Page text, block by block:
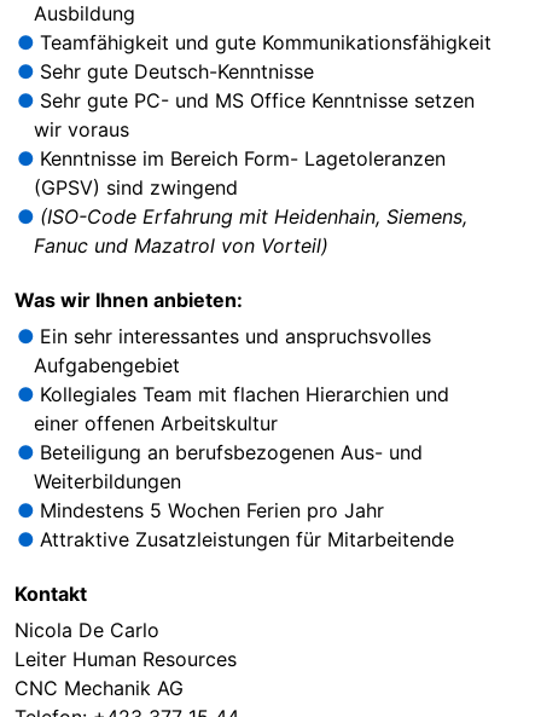
Ausbildung
Teamfähigkeit und gute Kommunikationsfähigkeit
Sehr gute Deutsch-Kenntnisse
Sehr gute PC- und MS Office Kenntnisse setzen
wir voraus
Kenntnisse im Bereich Form- Lagetoleranzen
(GPSV) sind zwingend
(ISO-Code Erfahrung mit Heidenhain, Siemens,
Fanuc und Mazatrol von Vorteil)
Was wir Ihnen anbieten:
Ein sehr interessantes und anspruchsvolles
Aufgabengebiet
Kollegiales Team mit flachen Hierarchien und
einer offenen Arbeitskultur
Beteiligung an berufsbezogenen Aus- und
Weiterbildungen
Mindestens 5 Wochen Ferien pro Jahr
Attraktive Zusatzleistungen für Mitarbeitende
Kontakt
Nicola De Carlo
Leiter Human Resources
CNC Mechanik AG